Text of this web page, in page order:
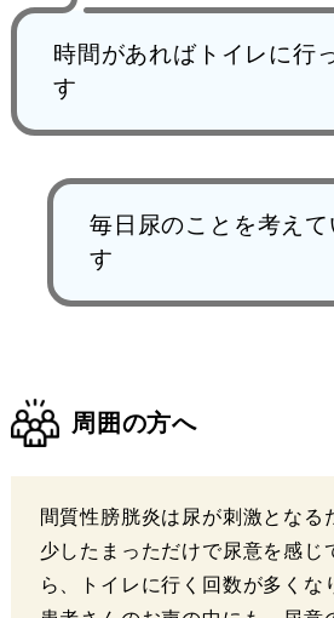
時間があればトイレに行
す
毎日尿のことを考え
す
周囲の方へ
間質性膀胱炎は尿が刺激となる
少したまっただけで尿意を感じ
ら、トイレに行く回数が多くな